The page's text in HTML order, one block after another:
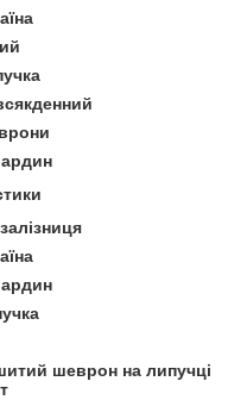
шеврон на липучці